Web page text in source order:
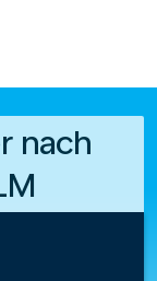
nach